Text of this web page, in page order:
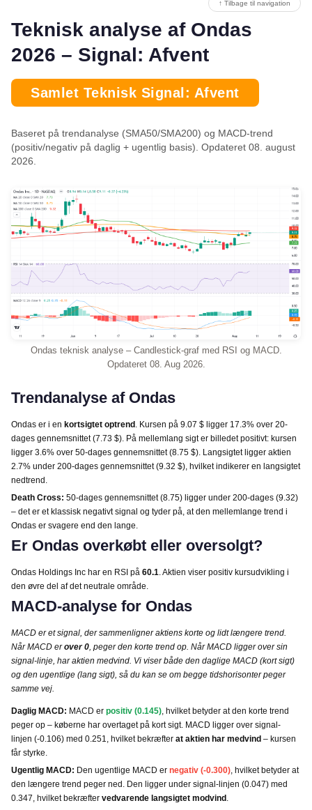
↑ Tilbage til navigation
Teknisk analyse af Ondas
2026 – Signal: Afvent
Samlet Teknisk Signal: Afvent
Baseret på trendanalyse (SMA50/SMA200) og MACD-trend
(positiv/negativ på daglig + ugentlig basis). Opdateret 08. august
2026.
Ondas teknisk analyse – Candlestick-graf med RSI og MACD.
Opdateret 08. Aug 2026.
Trendanalyse af Ondas
Ondas er i en kortsigtet optrend . Kursen på 9.07 $ ligger 17.3% over 20-
dages gennemsnittet (7.73 $). På mellemlang sigt er billedet positivt: kursen
ligger 3.6% over 50-dages gennemsnittet (8.75 $). Langsigtet ligger aktien
2.7% under 200-dages gennemsnittet (9.32 $), hvilket indikerer en langsigtet
nedtrend.
Death Cross: 50-dages gennemsnittet (8.75) ligger under 200-dages (9.32)
– det er et klassisk negativt signal og tyder på, at den mellemlange trend i
Ondas er svagere end den lange.
Er Ondas overkøbt eller oversolgt?
Ondas Holdings Inc har en RSI på 60.1. Aktien viser positiv kursudvikling i
den øvre del af det neutrale område.
MACD-analyse for Ondas
MACD er et signal, der sammenligner aktiens korte og lidt længere trend.
Når MACD erover 0, peger den korte trend op. Når MACD ligger over sin
signal-linje, har aktien medvind. Vi viser både den daglige MACD (kort sigt)
og den ugentlige (lang sigt), så du kan se om begge tidshorisonter peger
samme vej.
Daglig MACD: MACD er positiv (0.145), hvilket betyder at den korte trend
peger op – køberne har overtaget på kort sigt. MACD ligger over signal-
linjen (-0.106) med 0.251, hvilket bekræfter at aktien har medvind – kursen
får styrke.
Ugentlig MACD: Den ugentlige MACD er negativ (-0.300), hvilket betyder at
den længere trend peger ned. Den ligger under signal-linjen (0.047) med
0.347, hvilket bekræfter vedvarende langsigtet modvind .